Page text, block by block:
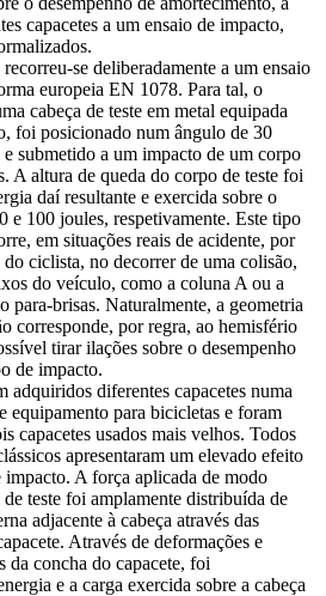
capacetes a um ensaio de impacto,
se deliberadamente a um ensaio
europeia EN 1078. Para tal, o
cabeça de teste em metal equipada
foi posicionado num ângulo de 30
submetido a um impacto de um corpo
A altura de queda do corpo de teste foi
daí resultante e exercida sobre o
e 100 joules, respetivamente. Este tipo
em situações reais de acidente, por
ciclista, no decorrer de uma colisão,
do veículo, como a coluna A ou a
para-brisas. Naturalmente, a geometria
corresponde, por regra, ao hemisfério
tirar ilações sobre o desempenho
de impacto.
adquiridos diferentes capacetes numa
equipamento para bicicletas e foram
capacetes usados mais velhos. Todos
apresentaram um elevado efeito
impacto. A força aplicada de modo
teste foi amplamente distribuída de
adjacente à cabeça através das
Através de deformações e
da concha do capacete, foi
e a carga exercida sobre a cabeça